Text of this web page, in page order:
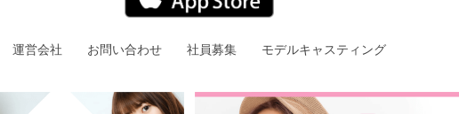
運営会社 お問い合わせ 社員募集 モデルキャスティング